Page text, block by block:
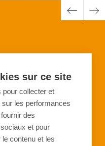
mayores zonas de
Blanc
6 O'BELLX™
sur ce site
pour collecter et
les performances
des
et pour
contenu et les